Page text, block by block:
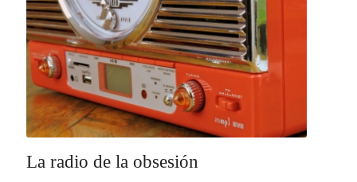
La radio de la obsesión